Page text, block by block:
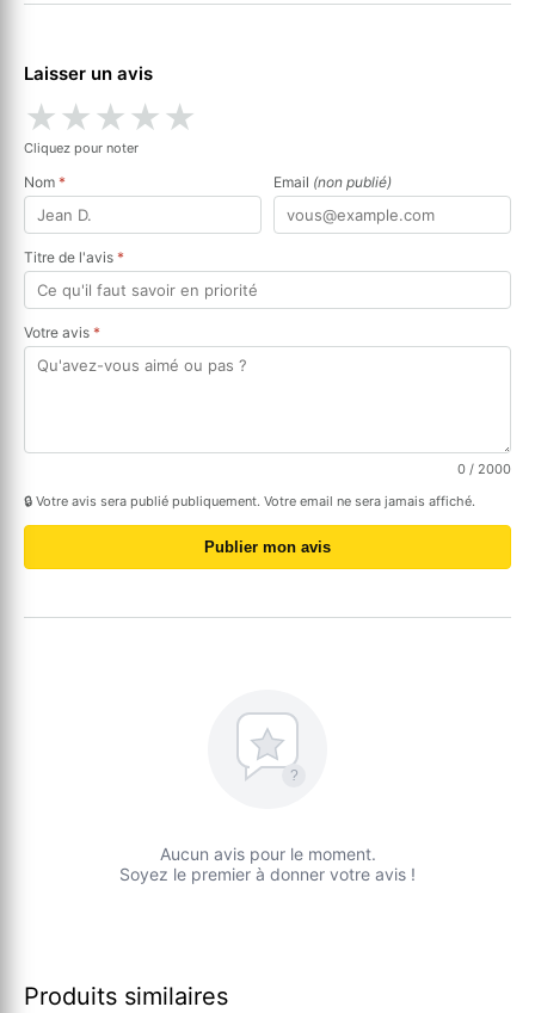
Laisser un avis
★★★★★
Cliquez pour noter
Nom * Email (non publié)
Titre de l'avis *
Votre avis *
0 / 2000
🔒 Votre avis sera publié publiquement. Votre email ne sera jamais affiché.
Publier mon avis
?
Aucun avis pour le moment.
Soyez le premier à donner votre avis !
Produits similaires